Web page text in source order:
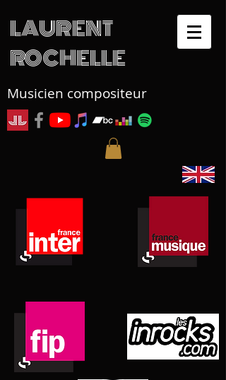
LAURENT
ROCHELLE
Musicien compositeur